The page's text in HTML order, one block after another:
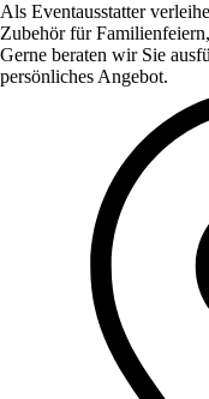
Als Eventausstatter
Zubehör für
Gerne beraten wir Sie
persönliches Angebot.